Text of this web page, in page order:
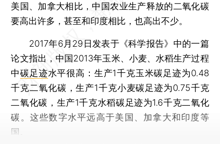
美国、加拿大相比，中国农业生产释放的二氧化碳
要高出许多，甚至和印度相比，也高出不少。
2017年6月29日发表于《科学报告》中的一篇
论文指出，中国2013年玉米、小麦、水稻生产过程
中碳足迹水平很高：生产1千克玉米碳足迹为0.48
千克二氧化碳，生产1千克小麦碳足迹为0.75千克
二氧化碳，生产1千克水稻碳足迹为1.6千克二氧化
碳。这些数字水平远高于美国、加拿大和印度等
国。